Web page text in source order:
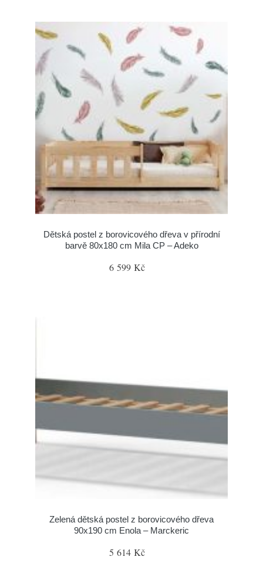
Dětská postel z borovicového dřeva v přírodní
barvě 80x180 cm Mila CP – Adeko
6 599 Kč
Zelená dětská postel z borovicového dřeva
90x190 cm Enola – Marckeric
5 614 Kč